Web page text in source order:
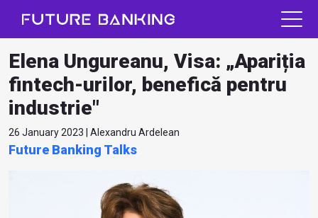
Elena Ungureanu, Visa: „Apariția
fintech-urilor, benefică pentru
industrie"
26 January 2023 | Alexandru Ardelean
Future Banking Talks